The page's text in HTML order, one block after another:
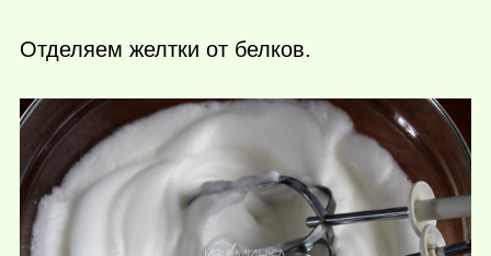
Отделяем желтки от белков.